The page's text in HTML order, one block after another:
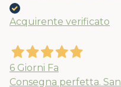
Acquirente verificato
6 Giorni Fa
Consegna perfetta.